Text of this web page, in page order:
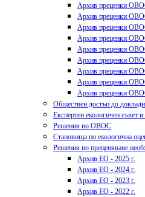
Архив преценки
Архив преценки
Архив преценки
Архив преценки
Архив преценки
Архив преценки
Архив преценки
Архив преценки
Архив преценки
Обществен достъп до
Експертен екологичен съвет
Решения по ОВОС
Становища по екологична
Решения по преценяване
Архив ЕО - 2025 г.
Архив ЕО - 2024 г.
Архив ЕО - 2023 г.
Архив ЕО - 2022 г.